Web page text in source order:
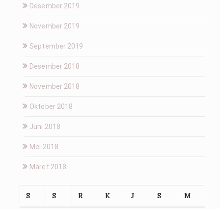
Desember 2019
November 2019
September 2019
Desember 2018
November 2018
Oktober 2018
Juni 2018
Mei 2018
Maret 2018
S S R K J S M